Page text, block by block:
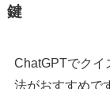
鍵
ChatGPTでクイ
法がおすすめで